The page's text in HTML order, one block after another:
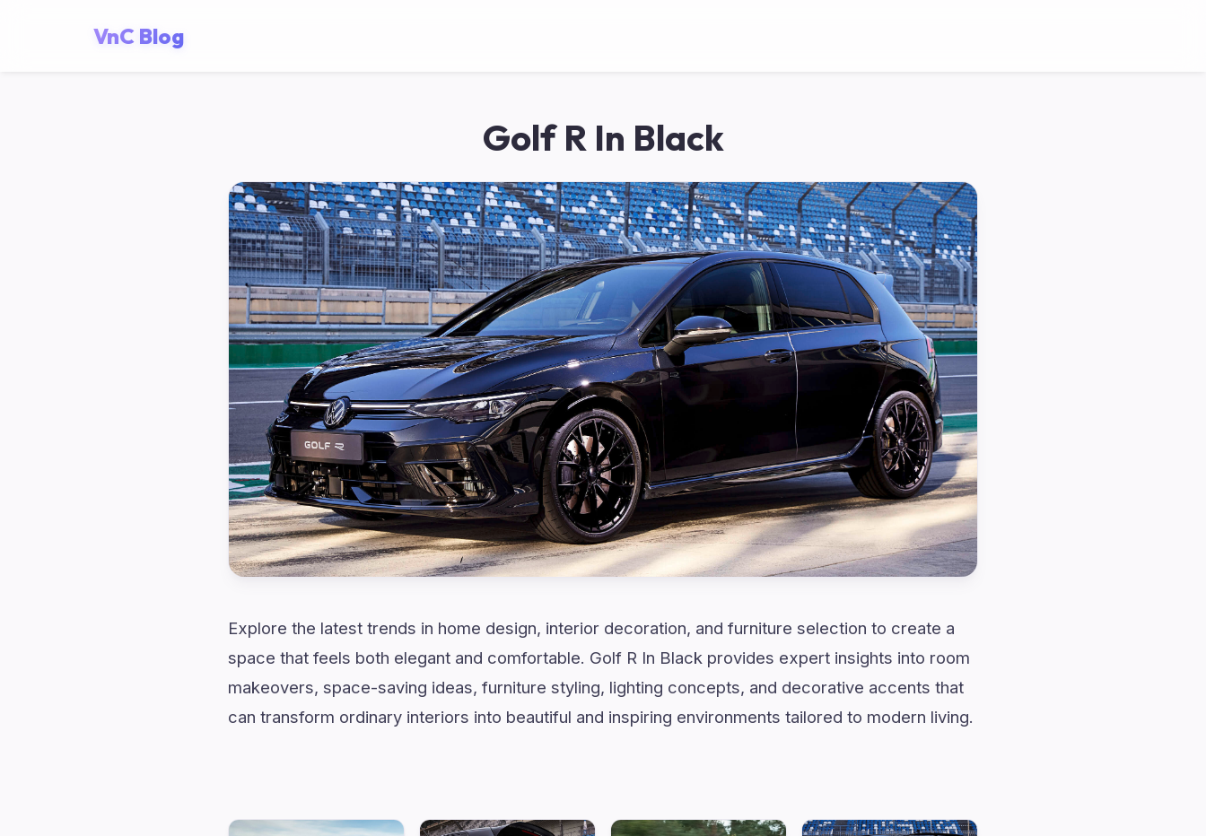
VnC Blog
Golf R In Black
Explore the latest trends in home design, interior decoration, and furniture selection to create a
space that feels both elegant and comfortable. Golf R In Black provides expert insights into room
makeovers, space-saving ideas, furniture styling, lighting concepts, and decorative accents that
can transform ordinary interiors into beautiful and inspiring environments tailored to modern living.